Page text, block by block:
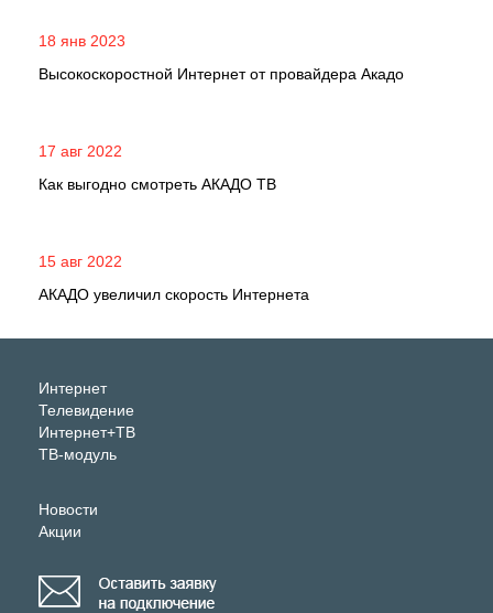
18 янв 2023
Высокоскоростной Интернет от провайдера Акадо
17 авг 2022
Как выгодно смотреть АКАДО ТВ
15 авг 2022
АКАДО увеличил скорость Интернета
Интернет
Телевидение
Интернет+ТВ
ТВ-модуль
Новости
Акции